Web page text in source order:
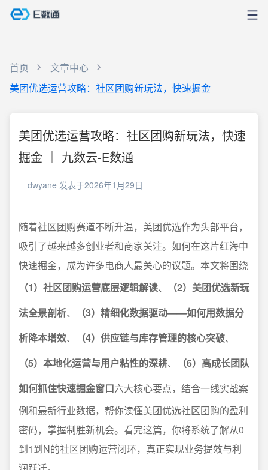
首页
文章中心
美团优选运营攻略：社区团购新玩法，快速掘金
美团优选运营攻略：社区团购新玩法，快速
掘金 ｜ 九数云-E数通
dwyane 发表于2026年1月29日
随着社区团购赛道不断升温，美团优选作为头部平台，
吸引了越来越多创业者和商家关注。如何在这片红海中
快速掘金，成为许多电商人最关心的议题。本文将围绕
（1）社区团购运营底层逻辑解读、
（2）美团优选新玩
法全景剖析、
（3）精细化数据驱动——如何用数据分
析降本增效、 （4）供应链与库存管理的核心突破、
（5）本地化运营与用户粘性的深耕、
（6）高成长团队
如何抓住快速掘金窗口六大核心要点，结合一线实战案
例和最新行业数据，帮你读懂美团优选社区团购的盈利
密码，掌握制胜新机会。看完这篇，你将系统了解从0
到1到N的社区团购运营闭环，真正实现业务提效与利